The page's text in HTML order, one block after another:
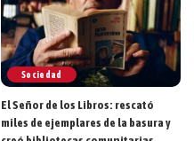
Sociedad
El Señor de los Libros: rescató
miles de ejemplares de la basura y